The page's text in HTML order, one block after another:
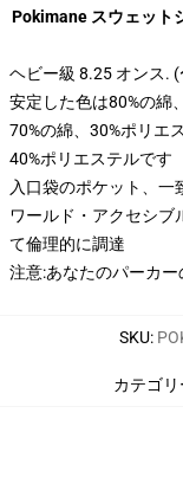
Pokimane スウェット
ヘビー級 8.25 オンス.
安定した色は80%の綿
70%の綿、30%ポリエ
40%ポリエステルです
入口袋のポケット、
ワールド・アクセシブ
て倫理的に調達
注意:あなたのパーカ
SKU:
カテゴリ